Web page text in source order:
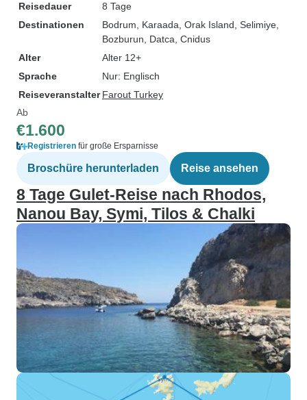
Reisedauer
8 Tage
Destinationen
Bodrum , Karaada , Orak Island , Selimiye
Bozburun , Datca , Cnidus
Alter
Alter 12+
Sprache
Nur: Englisch
Reiseveranstalter Farout Turkey
Ab
€1.600
Registrieren für große Ersparnisse
Broschüre herunterladen Reise ansehen
8 Tage Gulet-Reise nach Rhodos,
Nanou Bay, Symi, Tilos & Chalki